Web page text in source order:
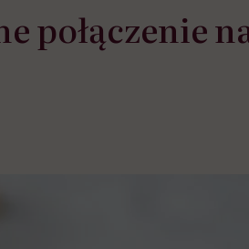
połączenie